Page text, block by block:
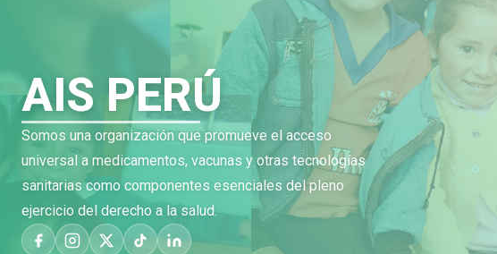
AIS PERÚ
Somos una organización que promueve el acceso
universal a medicamentos, vacunas y otras tecnologías
sanitarias como componentes esenciales del pleno
ejercicio del derecho a la salud.